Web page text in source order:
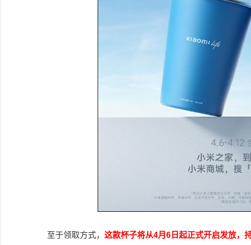
至于领取方式， 这款杯子将从4月6日起正式开启发放，